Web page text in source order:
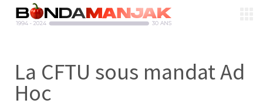
La CFTU sous mandat Ad
Hoc